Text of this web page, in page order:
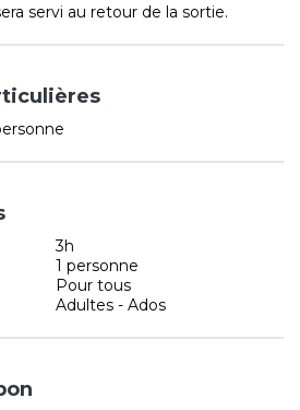
servi au retour de la sortie.
3h
1 personne
Pour tous
Adultes - Ados